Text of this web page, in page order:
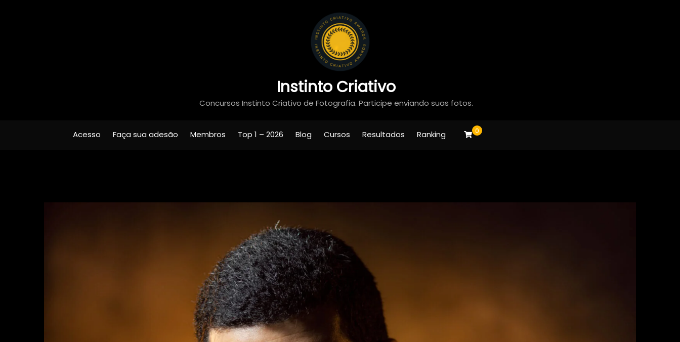
Instinto Criativo
Concursos Instinto Criativo de Fotografia. Participe enviando suas fotos.
Acesso Faça sua adesão Membros Top 1 – 2026 Blog Cursos Resultados Ranking 0